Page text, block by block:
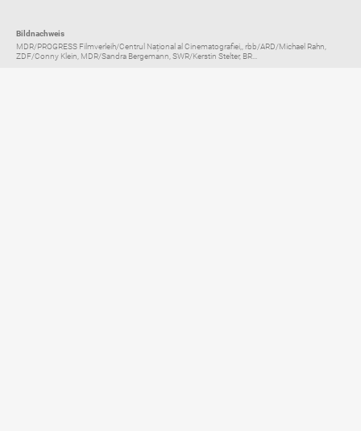
Bildnachweis
MDR/PROGRESS Filmverleih/Centrul Național al Cinematografiei,, rbb/ARD/Michael Rahn,
ZDF/Conny Klein, MDR/Sandra Bergemann, SWR/Kerstin Stelter, BR...